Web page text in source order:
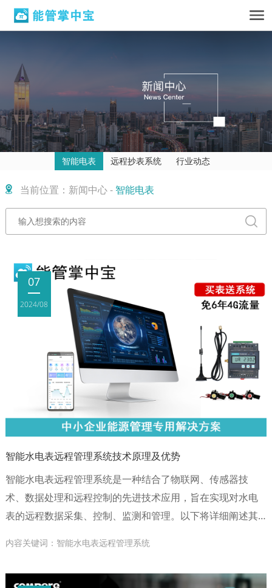
智能电表 远程抄表系统 行业动态
当前位置：新闻中心 - 智能电表
07
2024/08
智能水电表远程管理系统技术原理及优势
智能水电表远程管理系统是一种结合了物联网、传感器技
术、数据处理和远程控制的先进技术应用，旨在实现对水电
表的远程数据采集、控制、监测和管理。以下将详细阐述其
内容关键词：智能水电表远程管理系统